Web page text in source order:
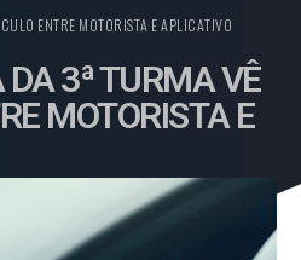
ENTRE MOTORISTA E APLICATIVO
3ª TURMA VÊ
MOTORISTA E